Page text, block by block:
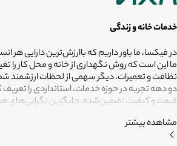
خدمات خانه و زندگی
در فیکسا، ما باور داریم که باارزش‌ترین دارایی هر
ما این است که روش نگهداری از خانه و محل کار را
نظافت و تعمیرات، دیگر سهمی از لحظات ارزشمند
دو دهه تجربه در حوزه خدمات، استانداردی را
قیمت و کیفیت تضمین‌شده، جایگزین
متخصصانی بسپاریم که از فیلترهای سخت‌گیرانه رد
دقیقاً همان فضای امن و بی‌دغدغه‌ای باشد که
مشاهده بیشتر